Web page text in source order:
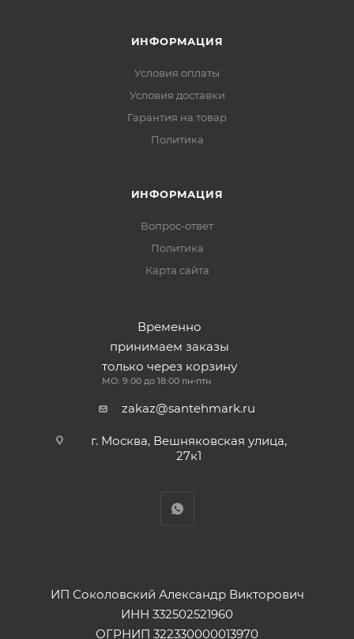
ИНФОРМАЦИЯ
Условия оплаты
Условия доставки
Гарантия на товар
Политика
ИНФОРМАЦИЯ
Вопрос-ответ
Политика
Карта сайта
Временно
принимаем заказы
только через корзину
МО: 9:00 до 18:00 пн-птн
zakaz@santehmark.ru
г. Москва, Вешняковская улица,
27к1
ИП Соколовский Александр Викторович
ИНН 332502521960
ОГРНИП 322330000013970